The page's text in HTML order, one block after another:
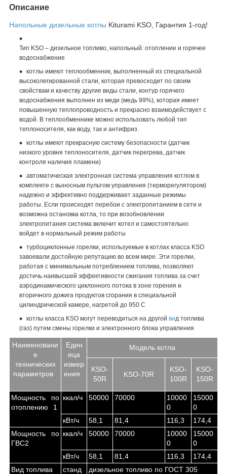
Описание
Напольные дизельные котлы Kiturami KSO, Гарантия 1-год!
Тип KSO – дизельное топливо, напольный: отопление и горячее
водоснабжение
котлы имеют теплообменник, выполненный из специальной
высоколегированной стали, которая превосходит по своим
свойствам и качеству другие виды стали, контур горячего
водоснабжения выполнен из меди (медь 99%), которая имеет
повышенную теплопроводность и прекрасно взаимодействует с
водой. В теплообменнике можно использовать любой тип
теплоносителя, как воду, так и антифриз.
котлы имеют прекрасную систему безопасности (датчик
низкого уровня теплоносителя, датчик перегрева, датчик
контроля наличия пламени)
автоматическая электронная система управления котлом в
комплекте с выносным пультом управления (терморегулятором)
надежно и эффективно поддерживает заданные режимы
работы. Если происходят перебои с электропитанием в сети и
возможна остановка котла, то при возобновлении
электропитания система включит котел и самостоятельно
войдет в нормальный режим работы
турбоциклонные горелки, используемые в котлах класса KSO
завоевали достойную репутацию во всем мире. Эти горелки,
работая с минимальным потреблением топлива, позволяют
достичь наивысшей эффективности сжигания топлива за счет
аэродинамического циклонного потока в зоне горения и
вторичного дожига продуктов сгорания в специальной
цилиндрической камере, нагретой до 950 С
котлы класса KSO могут переводиться на другой вид топлива
(газ) путем смены горелки и электронного блока управления
Наименовани
е
технических
параметров
Един
ица
измер
ения
Модель котла
KSO-
50R
KSO-70R
KSO-
100R
KSO-
150R
Мощность по
отоплению 1
ккал/ч 50000 70000
10000
0
15000
0
кВт/ч
58,1 81,4 116,3
174,4
Мощность по
ГВС2
ккал/ч 50000 70000
10000
0
15000
0
кВт/ч
58,1 81,4 116,3
174,4
Вид топлива
станд
дизельное топливо по ГОСТ 305